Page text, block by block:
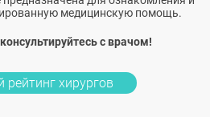
медицинскую помощь.
с врачом!
рейтинг хирургов